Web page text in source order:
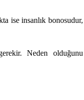
ise insanlık bonosudur,
Neden olduğunu